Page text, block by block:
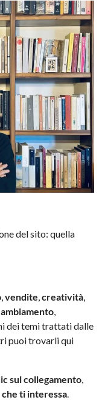
del sito: quella
,vendite ,creatività
dei temi trattati dalle
puoi trovarli qui
sul collegamento
ti interessa